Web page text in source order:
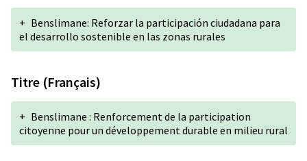
+ Benslimane: Reforzar la participación ciudadana para
el desarrollo sostenible en las zonas rurales
Titre (Français)
+ Benslimane : Renforcement de la participation
citoyenne pour un développement durable en milieu rural